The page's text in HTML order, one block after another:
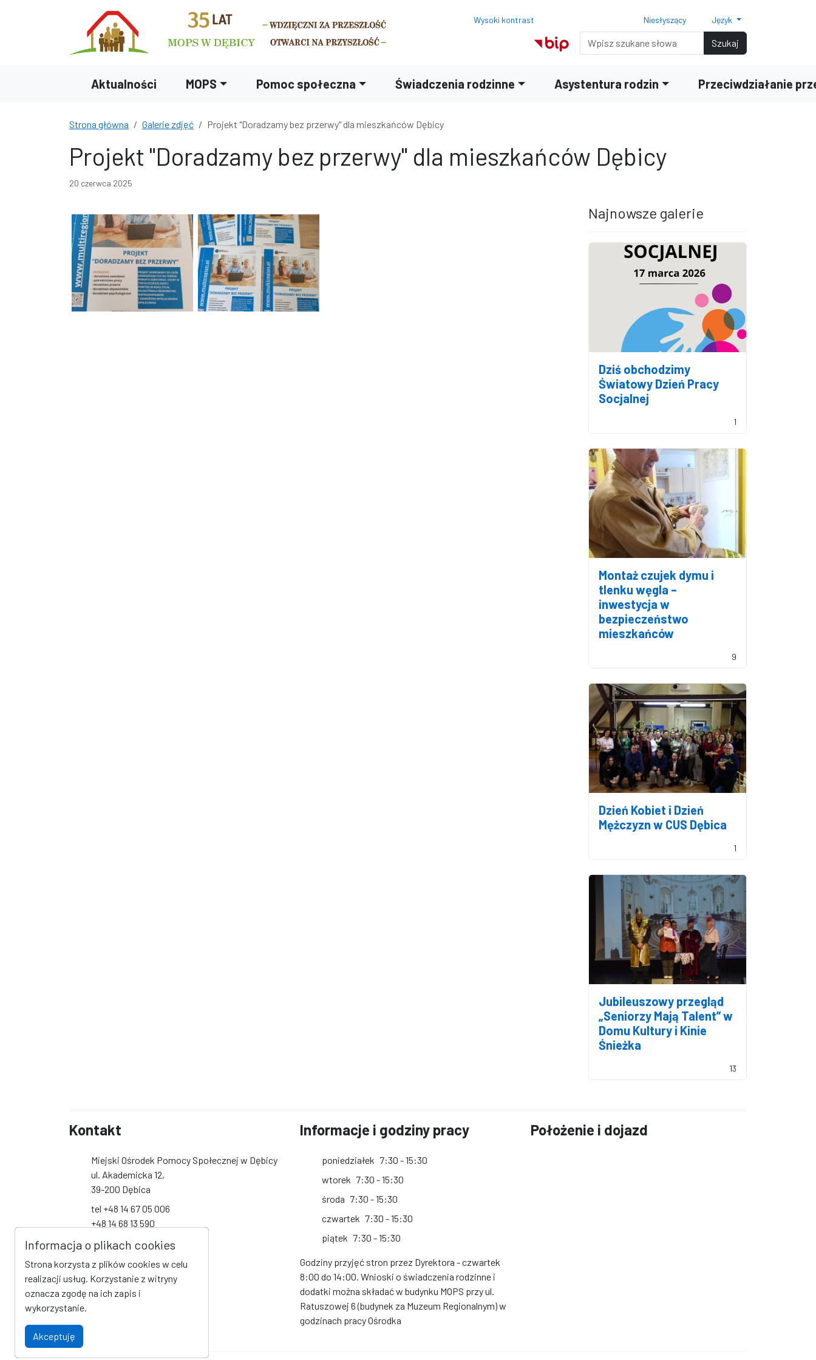
Przejdź do wyszukiwarki
Wysoki kontrast
Normalny rozmiar czcionki
Rozmiar czcionki 150%
Rozmiar czcionki 200%
Niesłyszący Język
Wyszukiwarka Szukaj
Aktualności MOPS Pomoc społeczna Świadczenia rodzinne Asystentura rodzin Przeciwdziałanie
Strona główna Galerie zdjęć Projekt "Doradzamy bez przerwy" dla mieszkańców Dębicy
Projekt "Doradzamy bez przerwy" dla mieszkańców Dębicy
20 czerwca 2025
Najnowsze galerie
Dziś obchodzimy
Światowy Dzień Pracy
Socjalnej
1
Montaż czujek dymu i
tlenku węgla –
inwestycja w
bezpieczeństwo
mieszkańców
9
Dzień Kobiet i Dzień
Mężczyzn w CUS Dębica
1
Jubileuszowy przegląd
„Seniorzy Mają Talent” w
Domu Kultury i Kinie
Śnieżka
13
Kontakt
Miejski Ośrodek Pomocy Społecznej w Dębicy
ul. Akademicka 12,
39-200 Dębica
tel +48 14 67 05 006
+48 14 68 13 590
+48 14 68 19 093
biuro@mops-debica.pl
Social Media
Informacje i godziny pracy
poniedziałek 7:30 - 15:30
wtorek 7:30 - 15:30
środa 7:30 - 15:30
czwartek 7:30 - 15:30
piątek 7:30 - 15:30
Godziny przyjęć stron przez Dyrektora - czwartek
8:00 do 14:00. Wnioski o świadczenia rodzinne i
dodatki można składać w budynku MOPS przy ul.
Ratuszowej 6 (budynek za Muzeum Regionalnym) w
godzinach pracy Ośrodka
Położenie i dojazd
Informacja o plikach cookies
Strona korzysta z plików cookies w celu
realizacji usług. Korzystanie z witryny
oznacza zgodę na ich zapis i
wykorzystanie.
Akceptuję